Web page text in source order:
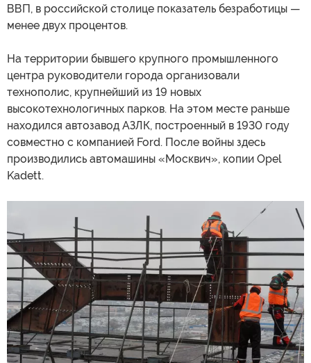
ВВП, в российской столице показатель безработицы —
менее двух процентов.
На территории бывшего крупного промышленного
центра руководители города организовали
технополис, крупнейший из 19 новых
высокотехнологичных парков. На этом месте раньше
находился автозавод АЗЛК, построенный в 1930 году
совместно с компанией Ford. После войны здесь
производились автомашины «Москвич», копии Opel
Kadett.